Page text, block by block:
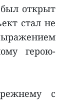
открыт
стал не
герою-
с